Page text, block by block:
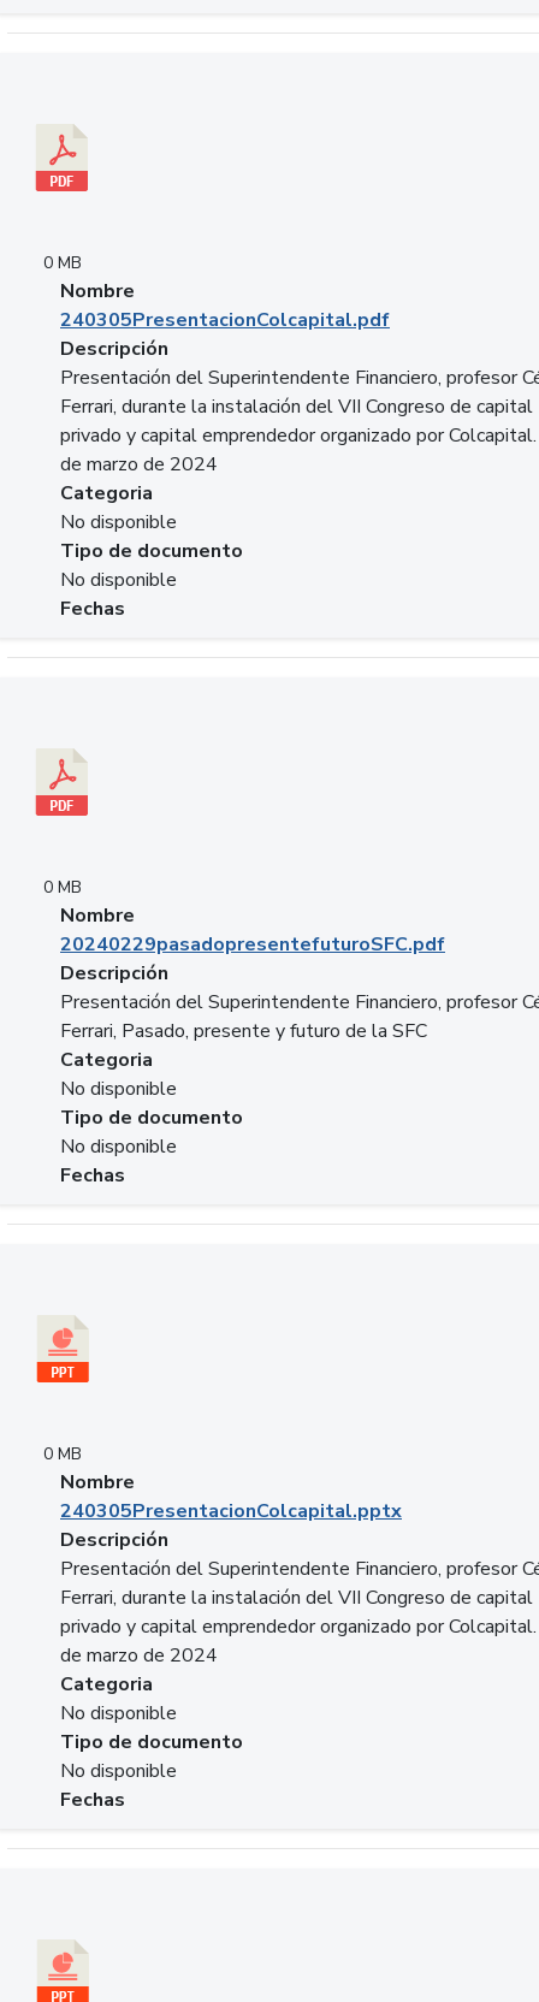
0 MB
Nombre
240305PresentacionColcapital.pdf
Descripción
Presentación del Superintendente Financiero, profesor
Ferrari, durante la instalación del VII Congreso de capital
privado y capital emprendedor organizado por
de marzo de 2024
Categoria
No disponible
Tipo de documento
No disponible
Fechas
0 MB
Nombre
20240229pasadopresentefuturoSFC.pdf
Descripción
Presentación del Superintendente Financiero, profesor
Ferrari, Pasado, presente y futuro de la SFC
Categoria
No disponible
Tipo de documento
No disponible
Fechas
0 MB
Nombre
240305PresentacionColcapital.pptx
Descripción
Presentación del Superintendente Financiero, profesor
Ferrari, durante la instalación del VII Congreso de capital
privado y capital emprendedor organizado por
de marzo de 2024
Categoria
No disponible
Tipo de documento
No disponible
Fechas